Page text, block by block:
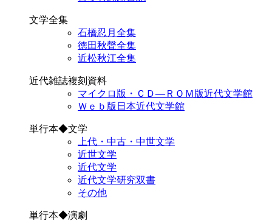
文学全集
石橋忍月全集
徳田秋聲全集
近松秋江全集
近代雑誌複刻資料
マイクロ版・ＣＤ―ＲＯＭ版近代文学館
Ｗｅｂ版日本近代文学館
単行本◆文学
上代・中古・中世文学
近世文学
近代文学
近代文学研究双書
その他
単行本◆演劇